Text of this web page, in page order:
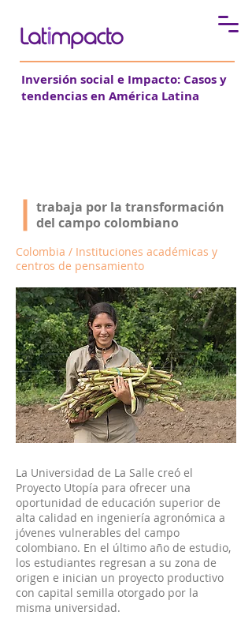
Inversión social e Impacto: Casos y
tendencias en América Latina
trabaja por la transformación
del campo colombiano
Colombia / Instituciones académicas y
centros de pensamiento
La Universidad de La Salle creó el
Proyecto Utopía para ofrecer una
oportunidad de educación superior de
alta calidad en ingeniería agronómica a
jóvenes vulnerables del campo
colombiano. En el último año de estudio,
los estudiantes regresan a su zona de
origen e inician un proyecto productivo
con capital semilla otorgado por la
misma universidad.